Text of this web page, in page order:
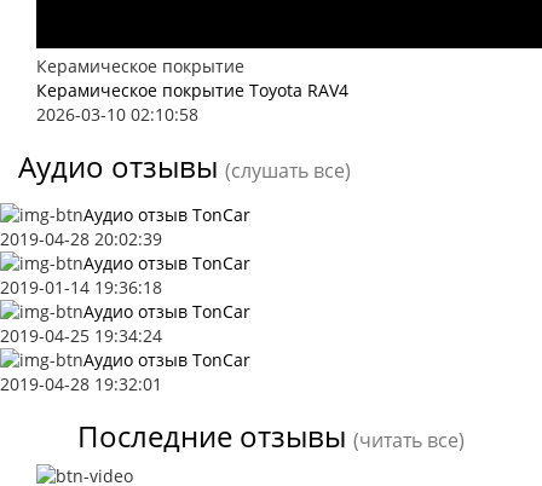
Керамическое покрытие
Керамическое покрытие Toyota RAV4
2026-03-10 02:10:58
Аудио отзывы (слушать все)
Аудио отзыв TonCar
2019-04-28 20:02:39
Аудио отзыв TonCar
2019-01-14 19:36:18
Аудио отзыв TonCar
2019-04-25 19:34:24
Аудио отзыв TonCar
2019-04-28 19:32:01
Последние отзывы (читать все)